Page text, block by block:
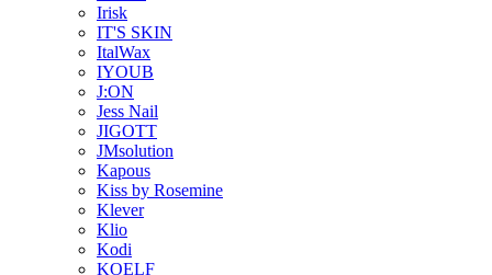
Irisk
IT'S SKIN
ItalWax
IYOUB
J:ON
Jess Nail
JIGOTT
JMsolution
Kapous
Kiss by Rosemine
Klever
Klio
Kodi
KOELF